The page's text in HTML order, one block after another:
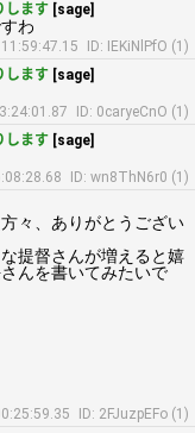
します [sage]
わ
ID: IEKiNlPfO (1)
します [sage]
ID: 0caryeCnO (1)
します [sage]
ID: wn8ThN6r0 (1)
々、ありがとうござい
提督さんが増えると嬉
んを書いてみたいで
ID: 2FJuzpEFo (1)